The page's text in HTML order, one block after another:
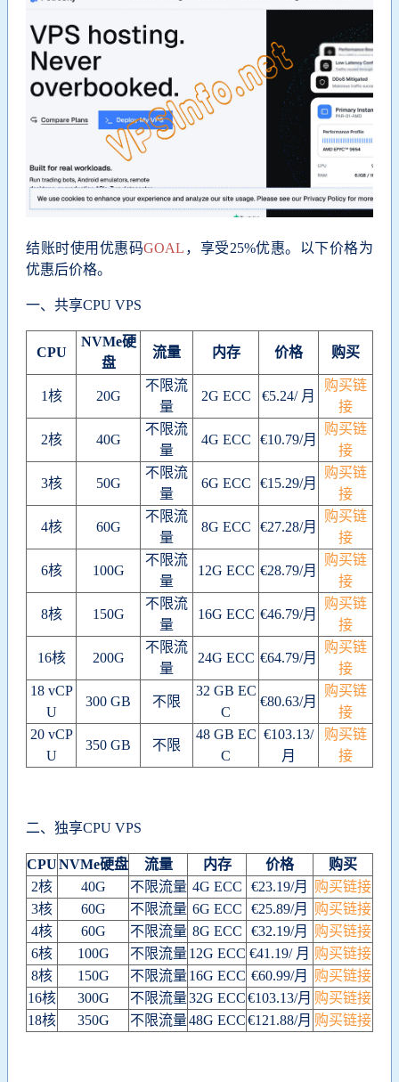
结账时使用优惠码GOAL ，享受25%优惠。以下价格为
优惠后价格。
一、共享CPU VPS
CPU
NVMe硬
盘
流量 内存 价格 购买
1核 20G
不限流
量
2G ECC €5.24/ 月
购买链
接
2核 40G
不限流
量
4G ECC €10.79/月
购买链
接
3核 50G
不限流
量
6G ECC €15.29/月
购买链
接
4核 60G
不限流
量
8G ECC €27.28/月
购买链
接
6核 100G
不限流
量
12G ECC €28.79/月
购买链
接
8核 150G
不限流
量
16G ECC €46.79/月
购买链
接
16核 200G
不限流
量
24G ECC €64.79/月
购买链
接
18 vCP
U
300 GB 不限
32 GB EC
C
€80.63/月
购买链
接
20 vCP
U
350 GB 不限
48 GB EC
C
€103.13/
月
购买链
接
二、独享CPU VPS
CPUNVMe硬盘 流量 内存 价格
购买
2核
40G 不限流量 4G ECC €23.19/月
购买链接
3核
60G 不限流量 6G ECC €25.89/月
购买链接
4核
60G 不限流量 8G ECC €32.19/月
购买链接
6核
100G 不限流量 12G ECC €41.19/ 月 购买链接
8核
150G 不限流量 16G ECC €60.99/月
购买链接
16核
300G 不限流量32G ECC€103.13/月 购买链接
18核
350G 不限流量48G ECC€121.88/月 购买链接